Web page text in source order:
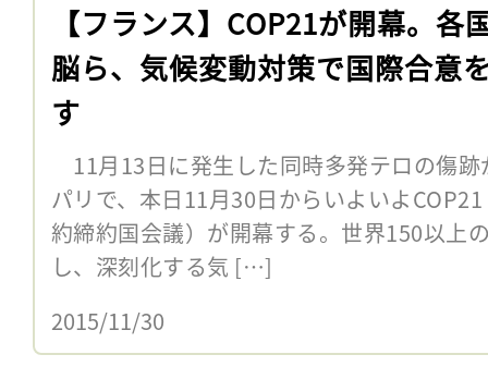
【フランス】COP21が開幕。各
脳ら、気候変動対策で国際合意
す
11月13日に発生した同時多発テロの傷
パリで、本日11月30日からいよいよ
約締約国会議）が開幕する。世界150以上
し、深刻化する気 […]
2015/11/30